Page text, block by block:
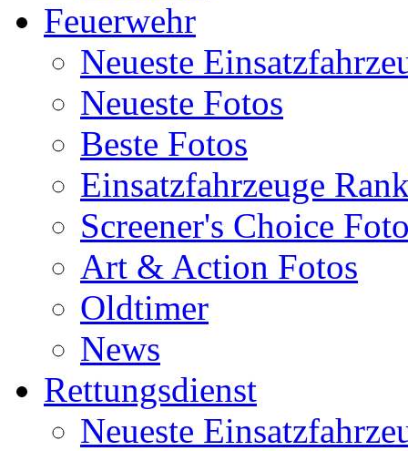
Feuerwehr
Neueste
Neueste Fotos
Beste Fotos
Einsatzfahrzeuge
Screener's Choice
Art & Action Fotos
Oldtimer
News
Rettungsdienst
Neueste